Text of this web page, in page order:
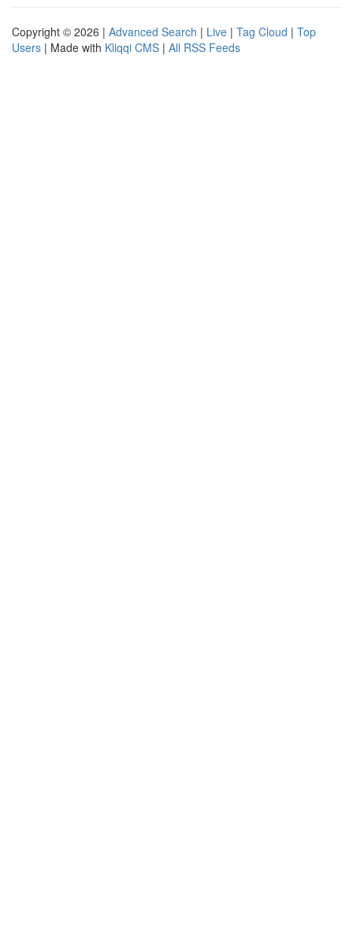
Copyright © 2026 | Advanced Search | Live | Tag Cloud | Top
Users | Made with Kliqqi CMS | All RSS Feeds